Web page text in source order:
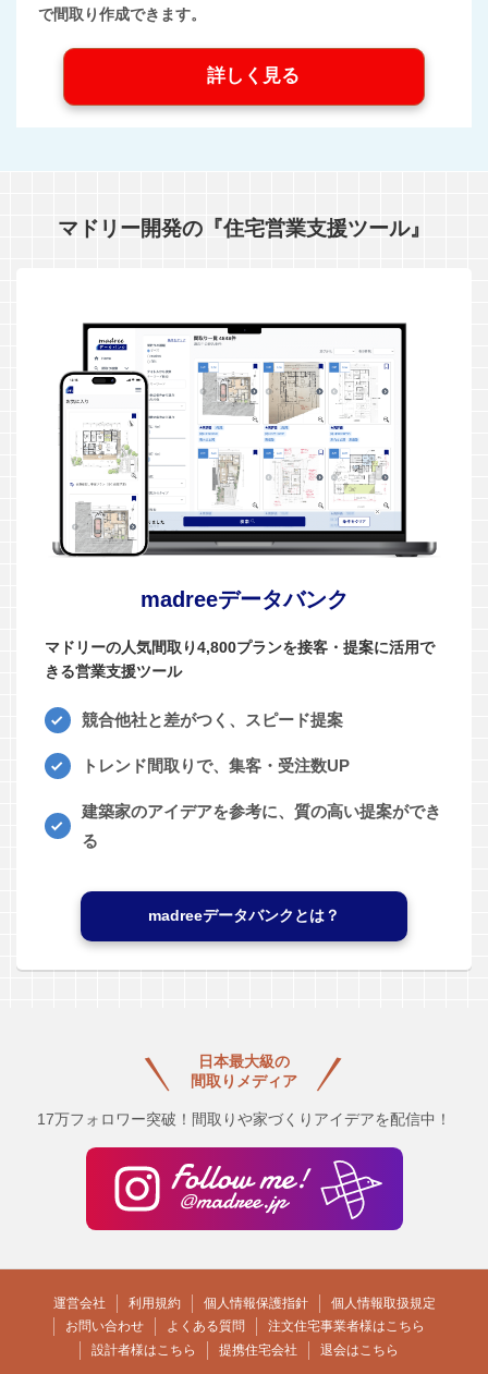
で間取り作成できます。
詳しく見る
マドリー開発の『住宅営業支援ツール』
madreeデータバンク
マドリーの人気間取り4,800プランを接客・提案に活用で
きる営業支援ツール
競合他社と差がつく、スピード提案
トレンド間取りで、集客・受注数UP
建築家のアイデアを参考に、質の高い提案ができ
る
madreeデータバンクとは？
日本最大級の
間取りメディア
17万フォロワー突破！間取りや家づくりアイデアを配信中！
運営会社 利用規約 個人情報保護指針
個人情報取扱規定
お問い合わせ
よくある質問
注文住宅事業者様はこちら
設計者様はこちら
提携住宅会社 退会はこちら